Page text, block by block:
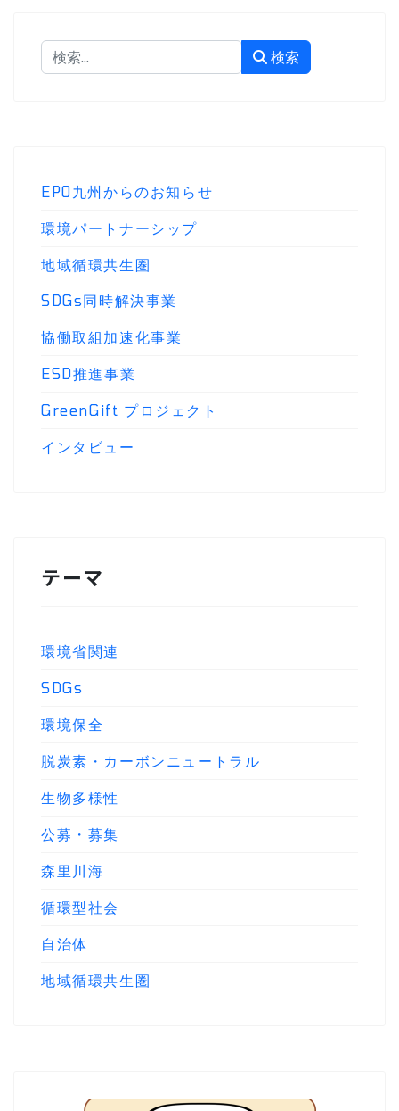
検索 検索
EPO九州からのお知らせ
環境パートナーシップ
地域循環共生圏
SDGs同時解決事業
協働取組加速化事業
ESD推進事業
GreenGift プロジェクト
インタビュー
テーマ
環境省関連
SDGs
環境保全
脱炭素・カーボンニュートラル
生物多様性
公募・募集
森里川海
循環型社会
自治体
地域循環共生圏